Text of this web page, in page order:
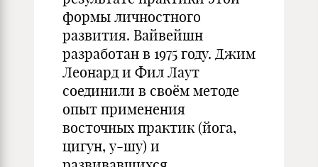
формы личностного
развития. Вайвейшн
разработан в 1975 году. Джим
Леонард и Фил Лаут
соединили в своём методе
опыт применения
восточных практик (йога,
цигун, у-шу) и